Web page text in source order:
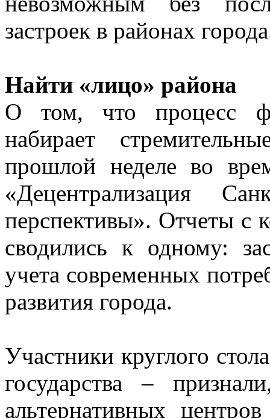
застроек в районах
Найти «лицо» района
О том, что процесс
набирает
прошлой неделе во
«Децентрализация
перспективы». Отчеты
сводились к одному:
учета современных
развития города.
Участники круглого
государства –
альтернативных